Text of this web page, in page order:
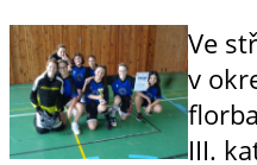
Ve
v
III.